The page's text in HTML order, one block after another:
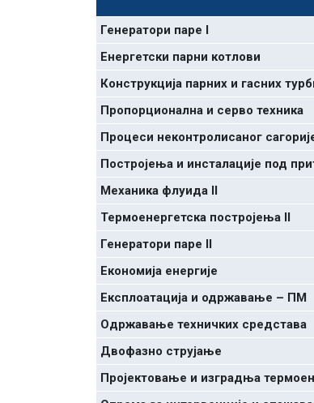
Генератори паре I
Енергетски парни котлови
Конструкција парних и гасних
Пропорционална и серво техника
Процеси неконтролисаног
Постројења и инсталације под
Механика флуида II
Термоенергетска постројења II
Генератори паре II
Економија енергије
Експлоатација и одржавање – ПМ
Одржавање техничких средстава
Двофазно струјање
Пројектовање и изградња